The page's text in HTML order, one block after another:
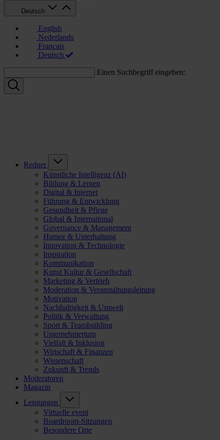
Deutsch
English
Nederlands
Français
Deutsch
Einen Suchbegriff eingeben:
Redner
Künstliche Intelligenz (AI)
Bildung & Lernen
Digital & Internet
Führung & Entwicklung
Gesundheit & Pflege
Global & International
Governance & Management
Humor & Unterhaltung
Innovation & Technologie
Inspiration
Kommunikation
Kunst Kultur & Gesellschaft
Marketing & Vertrieb
Moderation & Veranstaltungsleitung
Motivation
Nachhaltigkeit & Umwelt
Politik & Verwaltung
Sport & Teambuilding
Unternehmertum
Vielfalt & Inklusion
Wirtschaft & Finanzen
Wissenschaft
Zukunft & Trends
Moderatoren
Magazin
Leistungen
Virtuelle event
Boardroom-Sitzungen
Besondere Orte